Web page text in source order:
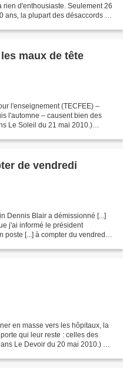
d'enthousiaste. Seulement 26
ans, la plupart des désaccords se
maux de tête
l'enseignement (TECFEE) –
l'automne – causent bien des
Le Soleil du 21 mai 2010.)
de vendredi
Dennis Blair a démissionné [...]
j'ai informé le président
poste [...] à compter du vendredi
en masse vers les hôpitaux, la
qui leur reste : celles des
Le Devoir du 20 mai 2010.) Le